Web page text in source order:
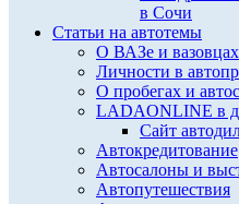
в Сочи
Статьи на автотемы
О ВАЗе и вазовцах
Личности в
О пробегах и
LADAONLINE в
Сайт
Автокредитование
Автосалоны и
Автопутешествия